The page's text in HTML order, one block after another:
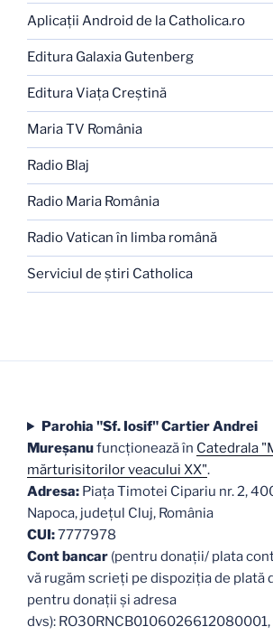
Aplicaţii Android de la Catholica.ro
Editura Galaxia Gutenberg
Editura Viaţa Creştină
Maria TV România
Radio Blaj
Radio Maria România
Radio Vatican în limba română
Serviciul de ştiri Catholica
Parohia "Sf. Iosif" Cartier Andrei
Mureşanufuncţionează în Catedrala
mărturisitorilor veacului XX".
Adresa: Piaţa Timotei Cipariu nr. 2,
Napoca, judeţul Cluj, România
CUI:7777978
Cont bancar (pentru donații/ plata
vă rugăm scrieți pe dispoziția de plată
pentru donații și adresa
dvs): RO30RNCB0106026612080001,